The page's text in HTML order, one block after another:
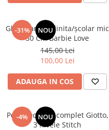
-31% NOU
Ghiozdan gradinita/școlar mic
30 Cm Barbie Love
145,00 Lei
100,00 Lei
ADAUGA IN COS
-4% NOU
Penar echipat complet Giotto,
3 nivele Stitch